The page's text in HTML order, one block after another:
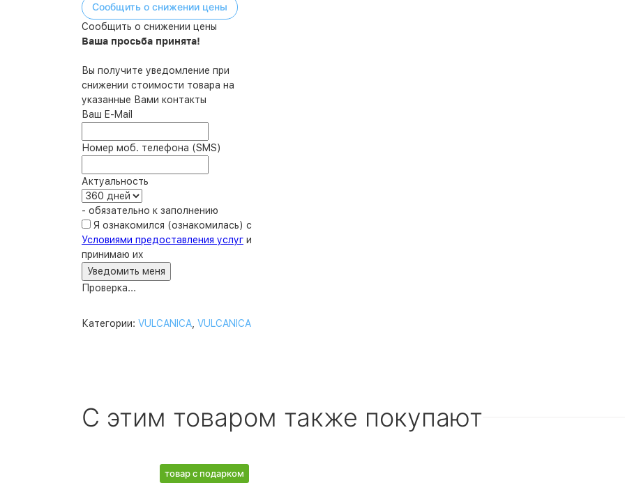
Сообщить о снижении цены
Сообщить о снижении цены
Ваша просьба принята!
Вы получите уведомление при
снижении стоимости товара на
указанные Вами контакты
Ваш E-Mail
Номер моб. телефона (SMS)
Актуальность
- обязательно к заполнению
Я ознакомился (ознакомилась) с
Условиями предоставления услуг и
принимаю их
Проверка...
Категории: VULCANICA VULCANICA
С этим товаром также покупают
товар с подарком